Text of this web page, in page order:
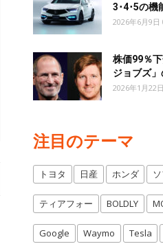
3･4･5の機
2026年6月9日
株価99％
ジョブズ
2026年1月22
注目のテーマ
トヨタ 日産 ホンダ
ティアフォー BOLDLY
Google Waymo Tesla